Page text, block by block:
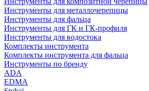
Инструменты для металлочерепицы
Инструменты для фальца
Инструменты для ГК и ГК-профиля
Инструменты для водостока
Комплекты инструмента
Комплекты инструмента для фальца
Инструменты по бренду
ADA
EDMA